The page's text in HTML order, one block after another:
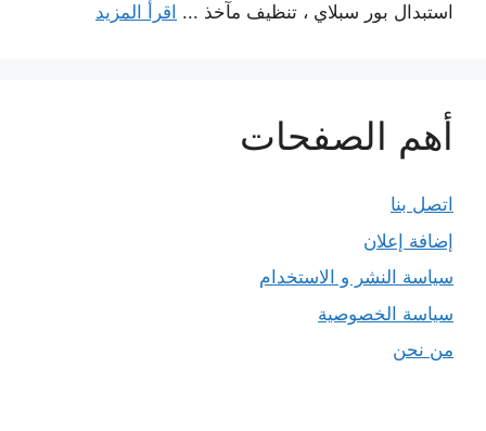
استبدال بور سبلاي ، تنظيف مآخذ ... اقرأ المزيد
أهم الصفحات
اتصل بنا
إضافة إعلان
سياسة النشر و الاستخدام
سياسة الخصوصية
من نحن